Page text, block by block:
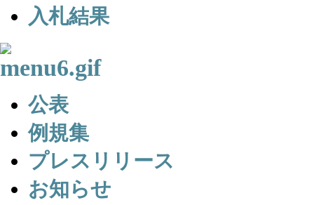
入札結果
公表
例規集
プレスリリース
お知らせ